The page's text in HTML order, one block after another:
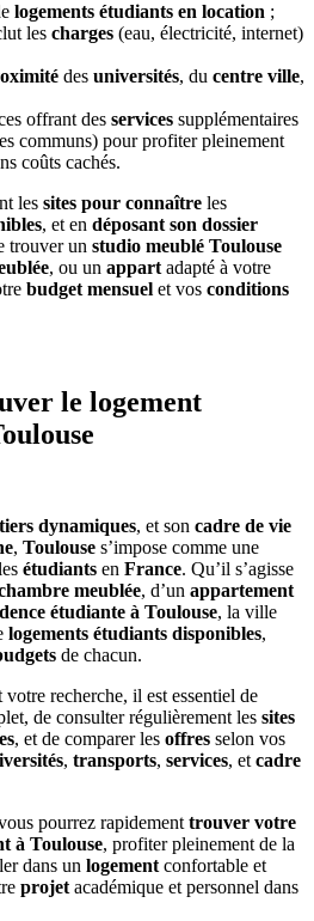
logements étudiants en location ;
les charges (eau, électricité, internet)
des universités, du centre ville,
offrant des services supplémentaires
communs) pour profiter pleinement
coûts cachés.
les sites pour connaître les
, et en déposant son dossier
trouver un studio meublé Toulouse
, ou un appart adapté à votre
budget mensuel et vos conditions
le logement
dynamiques, et son cadre de vie
, Toulouse s’impose comme une
étudiants en France. Qu’il s’agisse
meublée, d’un appartement
étudiante à Toulouse, la ville
logements étudiants disponibles,
de chacun.
votre recherche, il est essentiel de
de consulter régulièrement les sites
, et de comparer les offres selon vos
, transports, services, et cadre
pourrez rapidement trouver votre
à Toulouse, profiter pleinement de la
dans un logement confortable et
projet académique et personnel dans